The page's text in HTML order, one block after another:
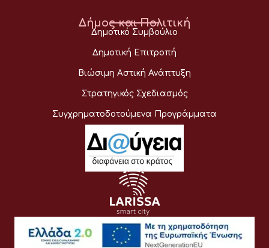
Δήμος και Πολιτική
Δημοτικό Συμβούλιο
Δημοτική Επιτροπή
Βιώσιμη Αστική Ανάπτυξη
Στρατηγικός Σχεδιασμός
Συγχρηματοδοτούμενα Προγράμματα